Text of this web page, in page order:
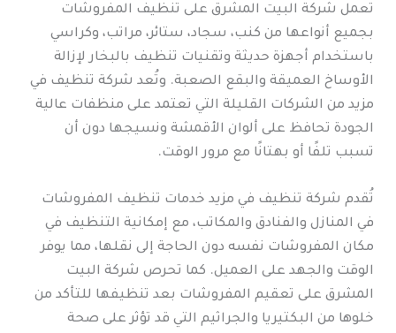
تعمل شركة البيت المشرق على تنظيف المفروشات
بجميع أنواعها من كنب، سجاد، ستائر، مراتب، وكراسي
باستخدام أجهزة حديثة وتقنيات تنظيف بالبخار لإزالة
الأوساخ العميقة والبقع الصعبة. وتُعد شركة تنظيف في
مزيد من الشركات القليلة التي تعتمد على منظفات عالية
الجودة تحافظ على ألوان الأقمشة ونسيجها دون أن
تسبب تلفًا أو بهتانًا مع مرور الوقت.
تُقدم شركة تنظيف في مزيد خدمات تنظيف المفروشات
في المنازل والفنادق والمكاتب، مع إمكانية التنظيف في
مكان المفروشات نفسه دون الحاجة إلى نقلها، مما يوفر
الوقت والجهد على العميل. كما تحرص شركة البيت
المشرق على تعقيم المفروشات بعد تنظيفها للتأكد من
خلوها من البكتيريا والجراثيم التي قد تؤثر على صحة